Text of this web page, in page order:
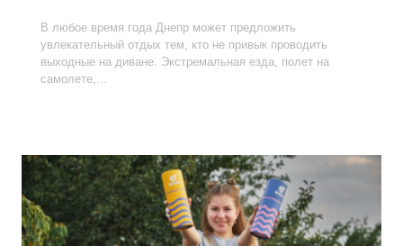
В любое время года Днепр может предложить
увлекательный отдых тем, кто не привык проводить
выходные на диване. Экстремальная езда, полет на
самолете,...